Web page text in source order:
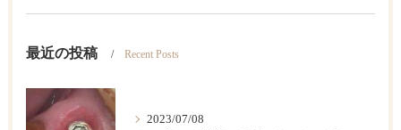
最近の投稿 Recent Posts
2023/07/08